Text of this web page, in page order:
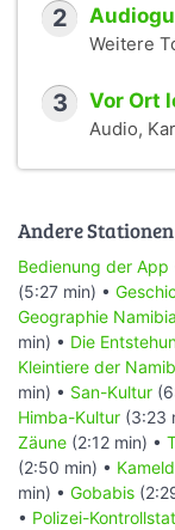
2
Weitere
3 Vor Ort
Audio,
Andere
Bedienung der App
(5:27 min) •
Geographie
min) • Die
Kleintiere der Namib
min) • San-Kultur
Himba-Kultur (3:23
Zäune (2:12 min) •
(2:50 min) •
min) • Gobabis
• Polizei-